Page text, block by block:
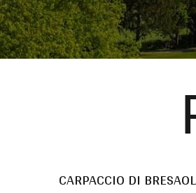
CARPACCIO DI